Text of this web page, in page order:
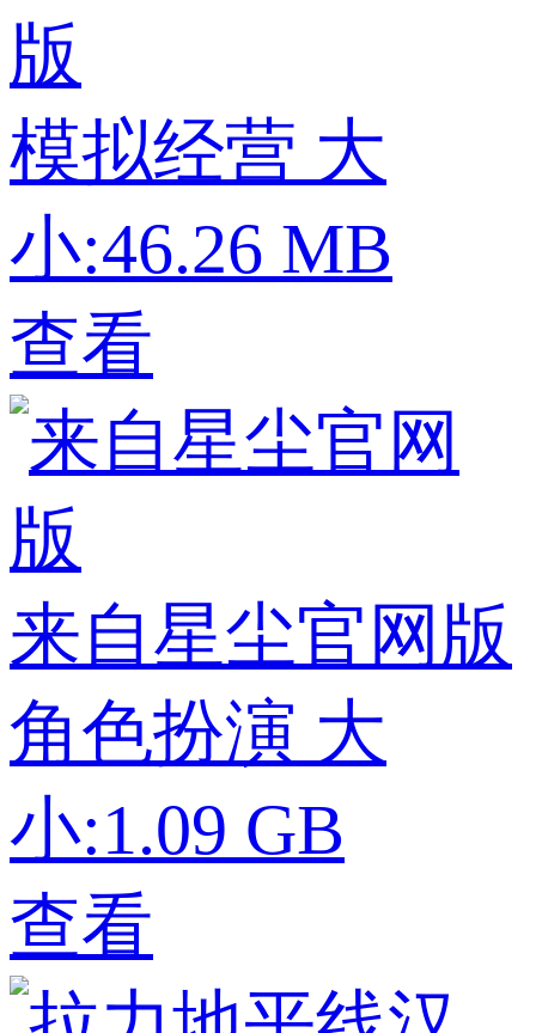
版
模拟经营 大
小:46.26 MB
查看
来自星尘官网版
角色扮演 大
小:1.09 GB
查看